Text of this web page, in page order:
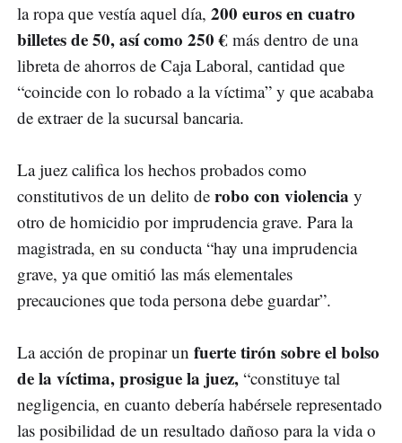
la ropa que vestía aquel día, 200 euros en cuatro
billetes de 50, así como 250 € más dentro de una
libreta de ahorros de Caja Laboral, cantidad que
“coincide con lo robado a la víctima” y que acababa
de extraer de la sucursal bancaria.
La juez califica los hechos probados como
constitutivos de un delito de robo con violencia y
otro de homicidio por imprudencia grave. Para la
magistrada, en su conducta “hay una imprudencia
grave, ya que omitió las más elementales
precauciones que toda persona debe guardar”.
La acción de propinar un fuerte tirón sobre el bolso
de la víctima, prosigue la juez, “constituye tal
negligencia, en cuanto debería habérsele representado
las posibilidad de un resultado dañoso para la vida o